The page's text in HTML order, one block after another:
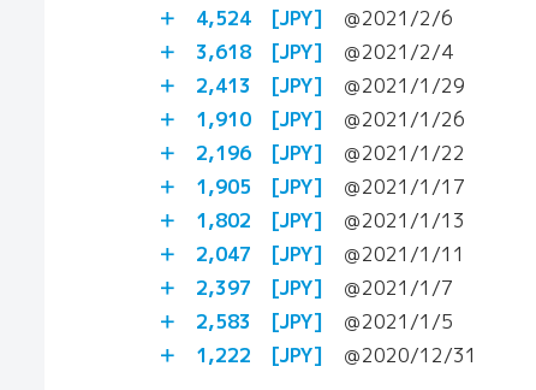
＋ 4,524 [JPY] ＠2021/2/6
＋ 3,618 [JPY] ＠2021/2/4
＋ 2,413 [JPY] ＠2021/1/29
＋ 1,910 [JPY] ＠2021/1/26
＋ 2,196 [JPY] ＠2021/1/22
＋ 1,905 [JPY] ＠2021/1/17
＋ 1,802 [JPY] ＠2021/1/13
＋ 2,047 [JPY] ＠2021/1/11
＋ 2,397 [JPY] ＠2021/1/7
＋ 2,583 [JPY] ＠2021/1/5
＋ 1,222 [JPY] ＠2020/12/31